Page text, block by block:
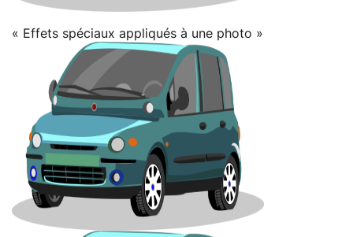
« Effets spéciaux appliqués à une photo »